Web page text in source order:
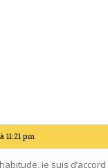
11:21 pm
je suis d’accord